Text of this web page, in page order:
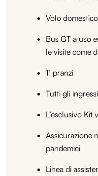
Volo
Bus GT a uso
le visite come
11 pranzi
Tutti gli
L’esclusivo Kit
Assicurazione
pandemici
Linea di